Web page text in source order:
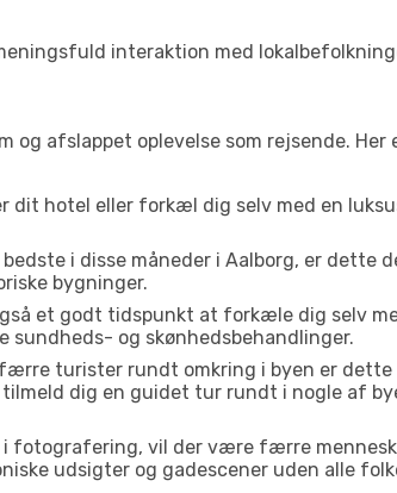
interaktion med
afslappet oplevelse som rejsende.
dit hotel eller forkæl dig selv med en
i disse måneder i Aalborg, er dette
bygninger.
et godt tidspunkt at forkæle dig selv
sundheds- og skønhedsbehandlinger.
turister rundt omkring i byen er
dig en guidet tur rundt i nogle af
fotografering, vil der være færre
udsigter og gadescener uden alle